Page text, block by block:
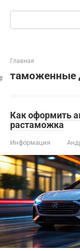
Поиск:
Главная
таможенные
Как оформить
растаможка
Информация